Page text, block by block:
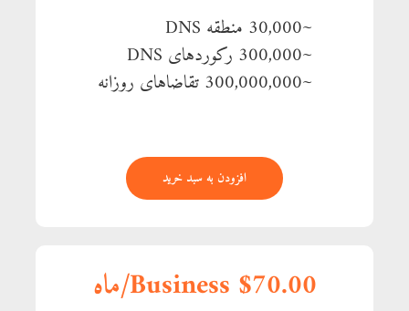
~30,000 منطقه DNS
~300,000 رکوردهای DNS
~300,000,000 تقاضاهای روزانه
افزودن به سبد خرید
Business $70.00/ماه